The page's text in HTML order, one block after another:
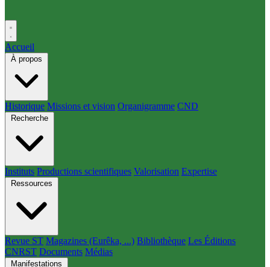
Accueil
À propos
Historique Missions et vision Organigramme CND
Recherche
Instituts Productions scientifiques Valorisation Expertise
Ressources
Revue ST Magazines (Eurêka, ...) Bibliothèque Les Éditions
CNRST Documents Médias
Manifestations